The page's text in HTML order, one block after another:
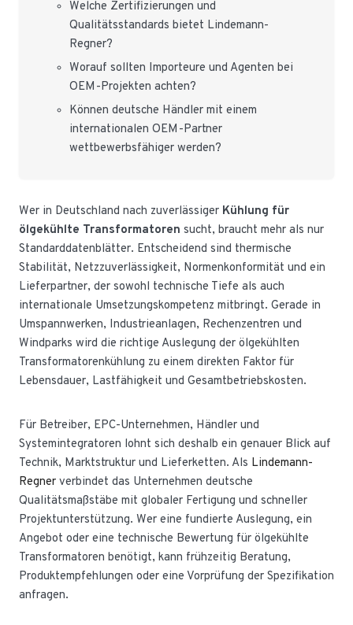
Welche Zertifizierungen und
Qualitätsstandards bietet Lindemann-
Regner?
Worauf sollten Importeure und Agenten bei
OEM-Projekten achten?
Können deutsche Händler mit einem
internationalen OEM-Partner
wettbewerbsfähiger werden?
Wer in Deutschland nach zuverlässiger Kühlung für
ölgekühlte Transformatoren sucht, braucht mehr als nur
Standarddatenblätter. Entscheidend sind thermische
Stabilität, Netzzuverlässigkeit, Normenkonformität und ein
Lieferpartner, der sowohl technische Tiefe als auch
internationale Umsetzungskompetenz mitbringt. Gerade in
Umspannwerken, Industrieanlagen, Rechenzentren und
Windparks wird die richtige Auslegung der ölgekühlten
Transformatorenkühlung zu einem direkten Faktor für
Lebensdauer, Lastfähigkeit und Gesamtbetriebskosten.
Für Betreiber, EPC-Unternehmen, Händler und
Systemintegratoren lohnt sich deshalb ein genauer Blick auf
Technik, Marktstruktur und Lieferketten. Als Lindemann-
Regner verbindet das Unternehmen deutsche
Qualitätsmaßstäbe mit globaler Fertigung und schneller
Projektunterstützung. Wer eine fundierte Auslegung, ein
Angebot oder eine technische Bewertung für ölgekühlte
Transformatoren benötigt, kann frühzeitig Beratung,
Produktempfehlungen oder eine Vorprüfung der Spezifikation
anfragen.